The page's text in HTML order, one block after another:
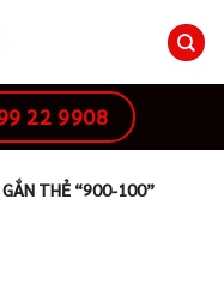
22 9908
THẺ “900-100”